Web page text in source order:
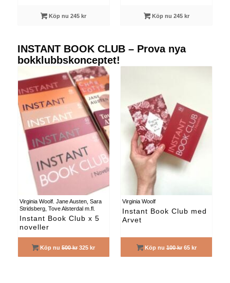
Köp nu 245 kr Köp nu 245 kr
INSTANT BOOK CLUB – Prova nya
bokklubbskonceptet!
Virginia Woolf. Jane Austen, Sara
Stridsberg, Tove Alsterdal m.fl.
Instant Book Club x 5
noveller
Köp nu500 kr 325 kr
Virginia Woolf
Instant Book Club med
Arvet
Köp nu100 kr65 kr